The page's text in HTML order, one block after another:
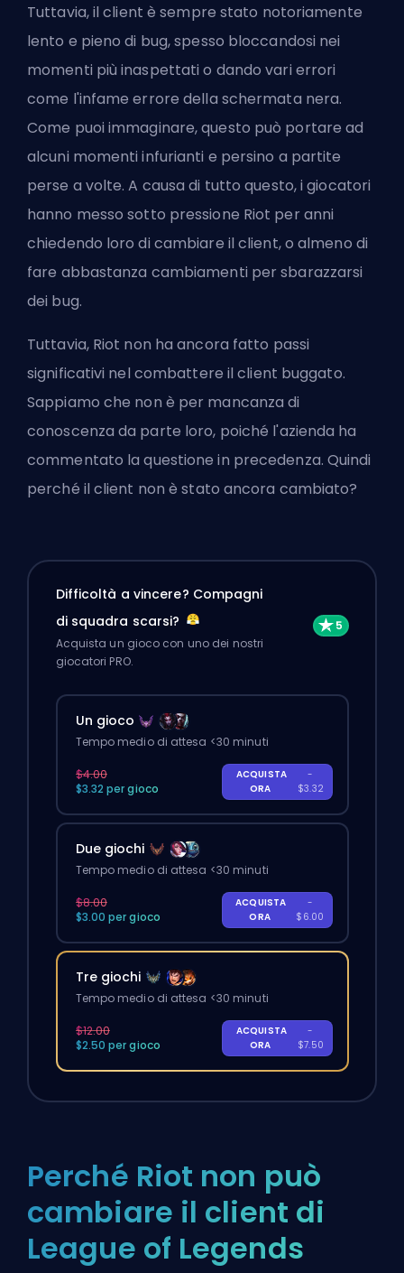
Tuttavia, il client è sempre stato notoriamente
lento e pieno di bug, spesso bloccandosi nei
momenti più inaspettati o dando vari errori
come l'infame errore della schermata nera.
Come puoi immaginare, questo può portare ad
alcuni momenti infurianti e persino a partite
perse a volte. A causa di tutto questo, i giocatori
hanno messo sotto pressione Riot per anni
chiedendo loro di cambiare il client, o almeno di
fare abbastanza cambiamenti per sbarazzarsi
dei bug.
Tuttavia, Riot non ha ancora fatto passi
significativi nel combattere il client buggato.
Sappiamo che non è per mancanza di
conoscenza da parte loro, poiché l'azienda ha
commentato la questione in precedenza. Quindi
perché il client non è stato ancora cambiato?
Difficoltà a vincere? Compagni
di squadra scarsi?
Acquista un gioco con uno dei nostri
giocatori PRO.
Un gioco
Tempo medio di attesa <30 minuti
$4.00
$3.32 per gioco
ACQUISTA
ORA
-
$3.32
Due giochi
Tempo medio di attesa <30 minuti
$8.00
$3.00 per gioco
ACQUISTA
ORA
-
$6.00
Tre giochi
Tempo medio di attesa <30 minuti
$12.00
$2.50 per gioco
ACQUISTA
ORA
-
$7.50
Perché Riot non può
cambiare il client di
League of Legends